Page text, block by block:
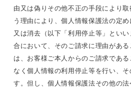
由又は偽りその他不正の手段により
う理由により、個人情報保護法の定
又は消去（以下「利用停止等」とい
合において、そのご請求に理由があ
は、お客様ご本人からのご請求であ
なく個人情報の利用停止等を行い、
す。但し、個人情報保護法その他の